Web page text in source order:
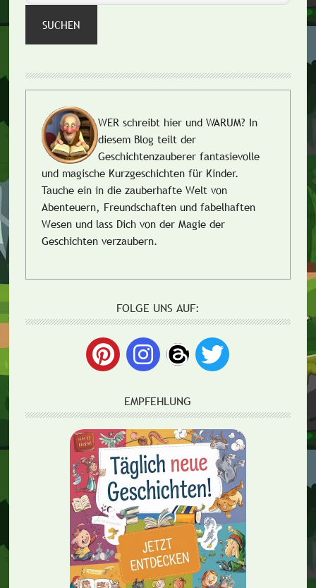
SUCHEN
WER schreibt hier und WARUM? In
diesem Blog teilt der
Geschichtenzauberer fantasievolle
und magische Kurzgeschichten für Kinder.
Tauche ein in die zauberhafte Welt von
Abenteuern, Freundschaften und fabelhaften
Wesen und lass Dich von der Magie der
Geschichten verzaubern.
FOLGE UNS AUF:
EMPFEHLUNG